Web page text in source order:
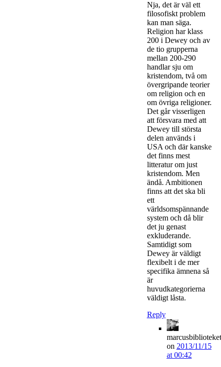
Nja, det är väl ett
filosofiskt problem
kan man säga.
Religion har klass
200 i Dewey och av
de tio grupperna
mellan 200-290
handlar sju om
kristendom, två om
övergripande teorier
om religion och en
om övriga religioner.
Det går visserligen
att försvara med att
Dewey till största
delen används i
USA och där kanske
det finns mest
litteratur om just
kristendom. Men
ändå. Ambitionen
finns att det ska bli
ett
världsomspännande
system och då blir
det ju genast
exkluderande.
Samtidigt som
Dewey är väldigt
flexibelt i de mer
specifika ämnena så
är
huvudkategorierna
väldigt låsta.
Reply
marcusbiblioteket
on 2013/11/15
at 00:42